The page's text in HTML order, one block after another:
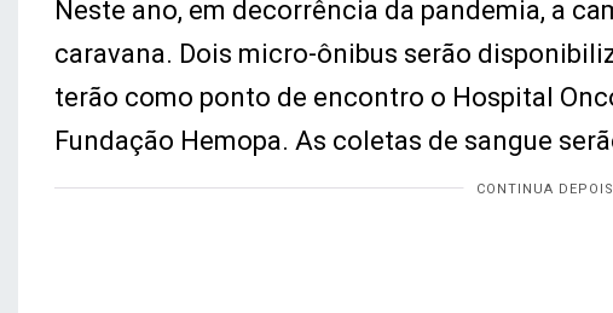
Neste ano, em decorrência da pandemia, a
caravana. Dois micro-ônibus serão
terão como ponto de encontro o Hospital
Fundação Hemopa. As coletas de sangue